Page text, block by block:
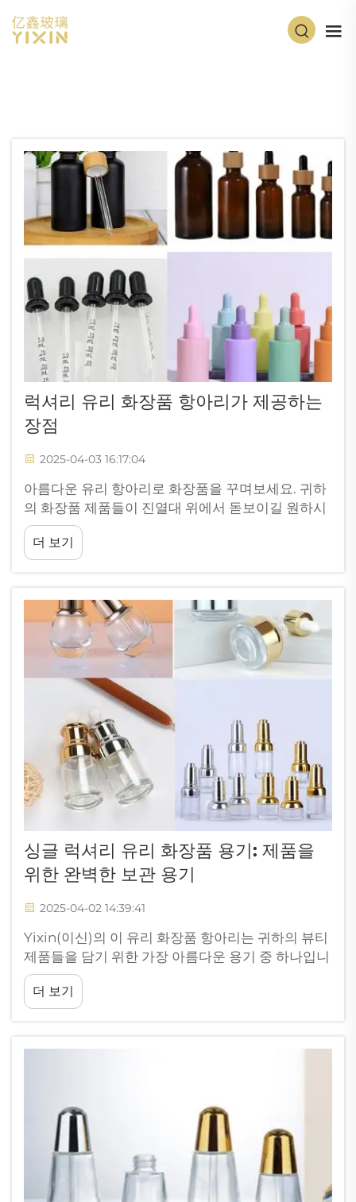
럭셔리 유리 화장품 항아리가 제공하는
장점
2025-04-03 16:17:04
아름다운 유리 항아리로 화장품을 꾸며보세요. 귀하
의 화장품 제품들이 진열대 위에서 돋보이길 원하시
나요? Yixin(이신)의 멋진 유리 항아리들이 도움을
드릴 수 있습니다! 이 항아리들은 실용적일 뿐만 아
니라 제품에 우아한 감각을 더해줍니다.
더 보기
싱글 럭셔리 유리 화장품 용기: 제품을
위한 완벽한 보관 용기
2025-04-02 14:39:41
Yixin(이신)의 이 유리 화장품 항아리는 귀하의 뷰티
제품들을 담기 위한 가장 아름다운 용기 중 하나입니
다. 고급 스킨케어 제품을 전시하거나 사용하는 화장
품을 조금 더 고급스럽게 보이게 하려는 경우, 이 단
일 유리 항아리는 이상적인 선택입니다.
더 보기